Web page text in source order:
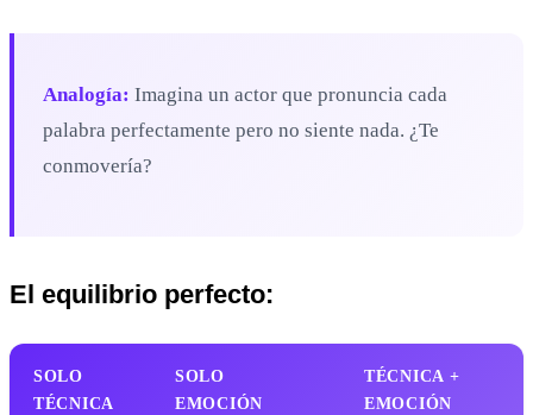
Analogía: Imagina un actor que pronuncia cada
palabra perfectamente pero no siente nada. ¿Te
conmovería?
El equilibrio perfecto:
SOLO
TÉCNICA
SOLO
EMOCIÓN
TÉCNICA +
EMOCIÓN